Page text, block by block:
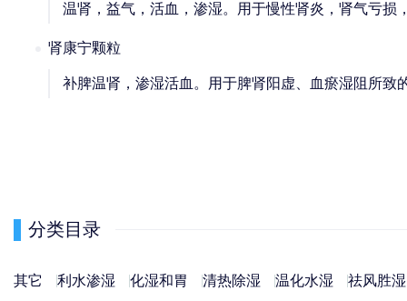
温肾，益气，活血，渗湿。用于慢性肾炎，肾气亏
肾康宁颗粒
补脾温肾，渗湿活血。用于脾肾阳虚、血瘀湿阻所
分类目录
其它 利水渗湿 化湿和胃 清热除湿 温化水湿 祛风胜湿